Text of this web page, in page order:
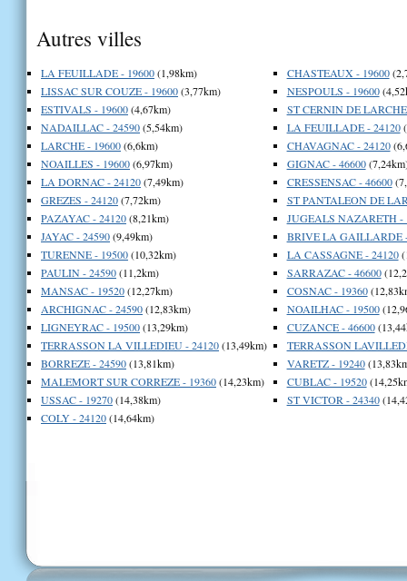
Autres villes
LA FEUILLADE - 19600(1,98km)
LISSAC SUR COUZE - 19600(3,77km)
ESTIVALS - 19600(4,67km)
NADAILLAC - 24590(5,54km)
LARCHE - 19600(6,6km)
NOAILLES - 19600(6,97km)
LA DORNAC - 24120(7,49km)
GREZES - 24120(7,72km)
PAZAYAC - 24120(8,21km)
JAYAC - 24590(9,49km)
TURENNE - 19500(10,32km)
PAULIN - 24590(11,2km)
MANSAC - 19520(12,27km)
ARCHIGNAC - 24590(12,83km)
LIGNEYRAC - 19500(13,29km)
TERRASSON LA VILLEDIEU - 24120(13,49km)
BORREZE - 24590(13,81km)
MALEMORT SUR CORREZE - 19360(14,23km)
USSAC - 19270(14,38km)
COLY - 24120(14,64km)
CHASTEAUX - 19600
NESPOULS - 19600
ST CERNIN DE
LA FEUILLADE - 24120
CHAVAGNAC - 24120
GIGNAC - 46600
CRESSENSAC - 46600
ST PANTALEON DE
JUGEALS NAZARETH -
BRIVE LA GAILLARDE
LA CASSAGNE - 24120
SARRAZAC - 46600
COSNAC - 19360
NOAILHAC - 19500
CUZANCE - 46600
TERRASSON
VARETZ - 19240
CUBLAC - 19520
ST VICTOR - 24340